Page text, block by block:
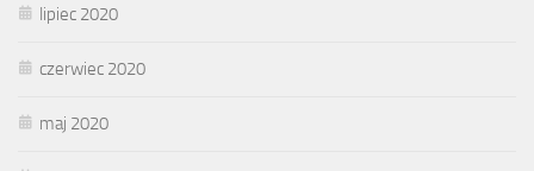
lipiec 2020
czerwiec 2020
maj 2020